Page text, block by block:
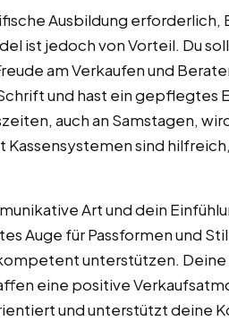
Ausbildung erforderlich,
ist jedoch von Vorteil. Du
am Verkaufen und
und hast ein gepflegtes
auch an Samstagen,
Kassensystemen sind
Art und dein
Auge für Passformen und
unterstützen.
eine positive
und unterstützt deine